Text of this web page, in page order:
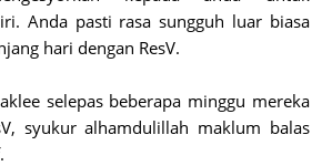
Anda pasti rasa sungguh luar biasa
hari dengan ResV.
selepas beberapa minggu mereka
syukur alhamdulillah maklum balas